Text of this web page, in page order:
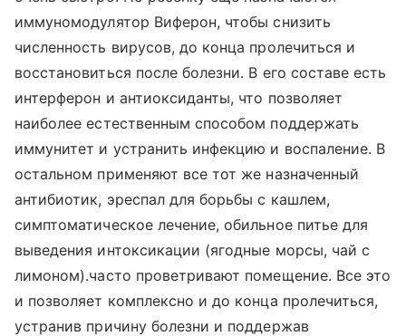
иммуномодулятор Виферон, чтобы снизить
численность вирусов, до конца пролечиться и
восстановиться после болезни. В его составе есть
интерферон и антиоксиданты, что позволяет
наиболее естественным способом поддержать
иммунитет и устранить инфекцию и воспаление. В
остальном применяют все тот же назначенный
антибиотик, эреспал для борьбы с кашлем,
симптоматическое лечение, обильное питье для
выведения интоксикации (ягодные морсы, чай с
лимоном).часто проветривают помещение. Все это
и позволяет комплексно и до конца пролечиться,
устранив причину болезни и поддержав